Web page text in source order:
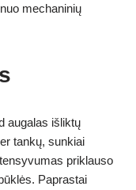
mechaninių
augalas išliktų
tankų, sunkiai
priklauso
Paprastai